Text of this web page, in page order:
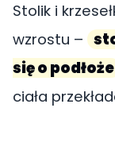
Stolik i
wzrostu –
się o podłoże
ciała